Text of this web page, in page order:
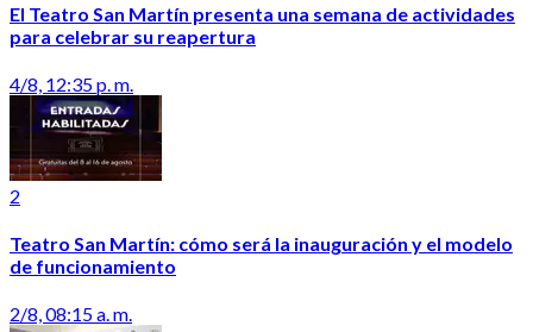
El Teatro San Martín presenta una semana de actividades
para celebrar su reapertura
4/8, 12:35 p. m.
2
Teatro San Martín: cómo será la inauguración y el modelo
de funcionamiento
2/8, 08:15 a. m.